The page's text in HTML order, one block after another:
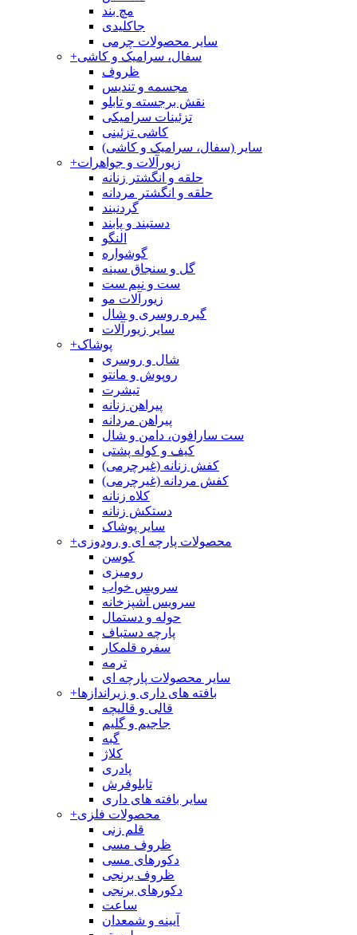
مچ بند
جاکلیدی
سایر محصولات چرمی
+سفال، سرامیک و کاشی
ظروف
مجسمه و تندیس
نقش برجسته و تابلو
تزئینات سرامیکی
کاشی تزئینی
سایر (سفال، سرامیک و کاشی)
+زیورآلات و جواهرات
حلقه و انگشتر زنانه
حلقه و انگشتر مردانه
گردنبند
دستبند و پابند
النگو
گوشواره
گل و سنجاق سینه
ست و نیم ست
زیورآلات مو
گیره روسری و شال
سایر زیورآلات
+پوشاک
شال و روسری
روپوش و مانتو
تیشرت
پیراهن زنانه
پیراهن مردانه
ست سارافون، دامن و شال
کیف و کوله پشتی
کفش زنانه (غیرچرمی)
کفش مردانه (غیرچرمی)
کلاه زنانه
دستکش زنانه
سایر پوشاک
+محصولات پارچه ای و رودوزی
کوسن
رومیزی
سرویس خواب
سرویس آشپزخانه
حوله و دستمال
پارچه دستباف
سفره قلمکار
ترمه
سایر محصولات پارچه ای
+بافته های داری و زیراندازها
قالی و قالیچه
جاجیم و گلیم
گبه
کلاژ
پادری
تابلوفرش
سایر بافته های داری
+محصولات فلزی
قلم زنی
ظروف مسی
دکورهای مسی
ظروف برنجی
دکورهای برنجی
ساعت
آیینه و شمعدان